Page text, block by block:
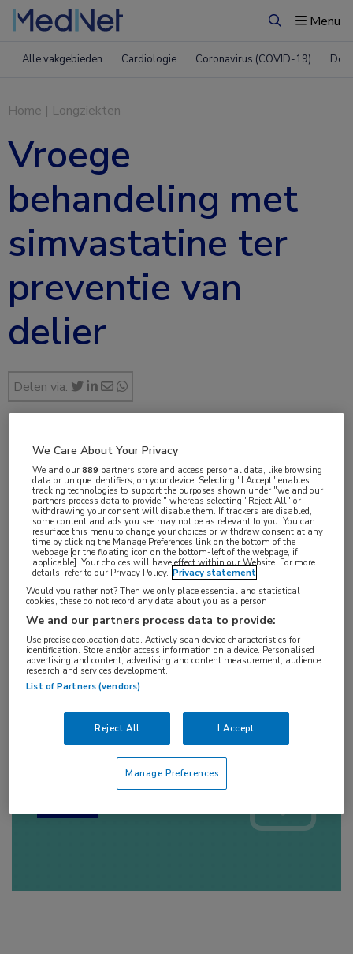
ZoekenMenu
Alle vakgebieden Cardiologie Coronavirus (COVID-19)
Home | Longziekten
Vroege
behandeling met
simvastatine ter
preventie van
delier
Delen via:
Log hier in om volledige
toegang te krijgen.
aug 2017
Vakgebieden:
Longziekten
Tags:
simvastatine
We Care About Your Privacy
We and our889 partners store and access personal data, like browsing
data or unique identifiers, on your device. Selecting "I Accept" enables
tracking technologies to support the purposes shown under "we and our
partners process data to provide," whereas selecting "Reject All" or
withdrawing your consent will disable them. If trackers are disabled,
some content and ads you see may not be as relevant to you. You can
resurface this menu to change your choices or withdraw consent at any
time by clicking the Manage Preferences link on the bottom of the
webpage [or the floating icon on the bottom-left of the webpage, if
applicable]. Your choices will have effect within our Website. For more
details, refer to our Privacy Policy. Privacy statement
Would you rather not? Then we only place essential and statistical
cookies, these do not record any data about you as a person
We and our partners process data to provide:
Use precise geolocation data. Actively scan device characteristics for
identification. Store and/or access information on a device. Personalised
advertising and content, advertising and content measurement, audience
research and services development.
List of Partners (vendors)
Reject All I Accept
Manage Preferences